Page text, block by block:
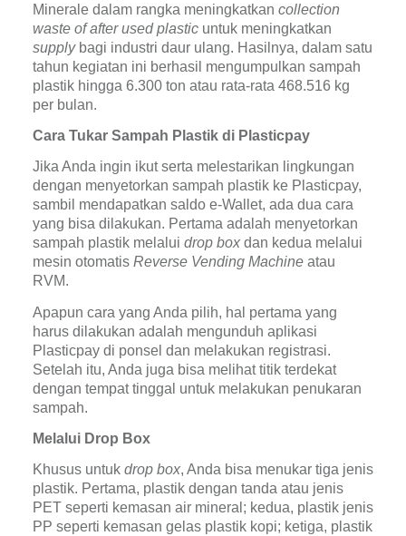
Minerale dalam rangka meningkatkan collection
waste of after used plastic
supply bagi industri daur ulang. Hasilnya, dalam satu
tahun kegiatan ini berhasil mengumpulkan sampah
plastik hingga 6.300 ton atau rata-rata 468.516 kg
per bulan.
Cara Tukar Sampah Plastik di Plasticpay
Jika Anda ingin ikut serta melestarikan lingkungan
dengan menyetorkan sampah plastik ke Plasticpay,
sambil mendapatkan saldo e-Wallet, ada dua cara
yang bisa dilakukan. Pertama adalah menyetorkan
sampah plastik melalui drop box dan kedua melalui
mesin otomatis Reverse Vending Machine atau
RVM.
Apapun cara yang Anda pilih, hal pertama yang
harus dilakukan adalah mengunduh aplikasi
Plasticpay di ponsel dan melakukan registrasi.
Setelah itu, Anda juga bisa melihat titik terdekat
dengan tempat tinggal untuk melakukan penukaran
sampah.
Melalui Drop Box
Khusus untuk drop box, Anda bisa menukar tiga jenis
plastik. Pertama, plastik dengan tanda atau jenis
PET seperti kemasan air mineral; kedua, plastik jenis
PP seperti kemasan gelas plastik kopi; ketiga, plastik